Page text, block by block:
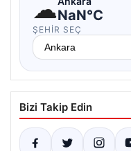
☁NaN°C
ŞEHIR SEÇ
Bizi Takip Edin